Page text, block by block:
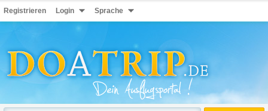
Registrieren Login Sprache